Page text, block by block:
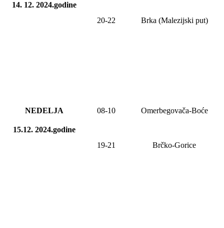
14. 12. 2024.godine
20-22 Brka (Malezijski put)
NEDELJA
15.12. 2024.godine
08-10 Omerbegovača-Boće
19-21 Brčko-Gorice